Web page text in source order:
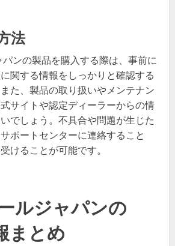
法
パンの製品を購入する際は、事前に
関する情報をしっかりと確認する
た、製品の取り扱いやメンテナン
サイトや認定ディーラーからの情
でしょう。不具合や問題が生じた
ポートセンターに連絡すること
けることが可能です。
ルジャパンの
まとめ